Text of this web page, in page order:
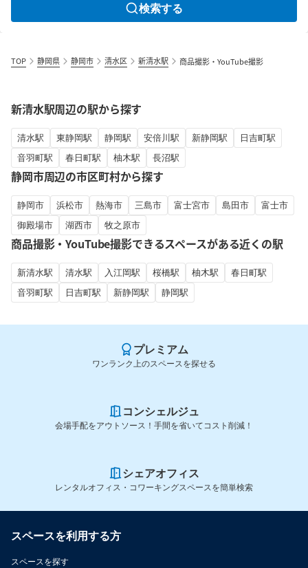
検索する
TOP 静岡県 静岡市 清水区 新清水駅 商品撮影・YouTube撮影
新清水駅周辺の駅から探す
清水駅 東静岡駅 静岡駅 安倍川駅 新静岡駅
日吉町駅
音羽町駅
春日町駅 柚木駅 長沼駅
静岡市周辺の市区町村から探す
静岡市 浜松市 熱海市 三島市 富士宮市 島田市
富士市
御殿場市
湖西市 牧之原市
商品撮影・YouTube撮影できるスペースがある近くの駅
新清水駅 清水駅 入江岡駅 桜橋駅 柚木駅
春日町駅
音羽町駅
日吉町駅 新静岡駅 静岡駅
プレミアム
ワンランク上のスペースを探せる
コンシェルジュ
会場手配をアウトソース！手間を省いてコスト削減！
シェアオフィス
レンタルオフィス・コワーキングスペースを簡単検索
スペースを利用する方
スペースを探す